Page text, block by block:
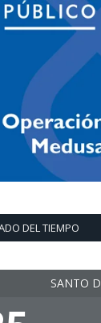
DEL TIEMPO
SANTO